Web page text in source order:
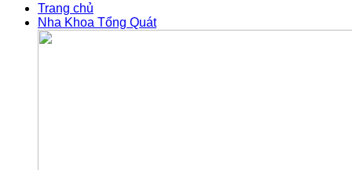
Trang chủ
Nha Khoa Tổng Quát